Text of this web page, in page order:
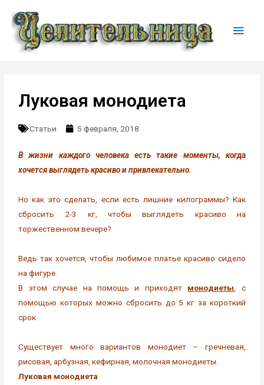
Луковая монодиета
Статьи 5 февраля, 2018
В жизни каждого человека есть такие моменты, когда
хочется выглядеть красиво и привлекательно.
Но как это сделать, если есть лишние килограммы? Как
сбросить 2-3 кг, чтобы выглядеть красиво на
торжественном вечере?
Ведь так хочется, чтобы любимое платье красиво сидело
на фигуре.
В этом случае на помощь и приходят монодиеты , с
помощью которых можно сбросить до 5 кг за короткий
срок.
Существует много вариантов монодиет – гречневая,
рисовая, арбузная, кефирная, молочная монодиеты.
Луковая монодиета